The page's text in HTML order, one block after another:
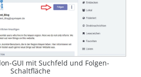
GUI mit Suchfeld und Folgen-
Schaltfläche